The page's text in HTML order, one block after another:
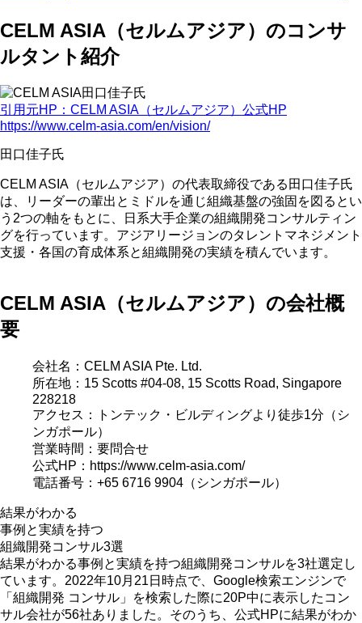
CELM ASIA（セルムアジア）のコンサ
ルタント紹介
引用元HP：CELM ASIA（セルムアジア）公式HP
https://www.celm-asia.com/en/vision/
田口佳子氏
CELM ASIA（セルムアジア）の代表取締役である田口佳子氏
は、リーダーの輩出とミドルを通じ組織基盤の強固を図るとい
う2つの軸をもとに、日系大手企業の組織開発コンサルティン
グを行っています。アジアリージョンのタレントマネジメント
支援・各国の育成体系と組織開発の実績を積んでいます。
CELM ASIA（セルムアジア）の会社概
要
会社名：CELM ASIA Pte. Ltd.
所在地：15 Scotts #04-08, 15 Scotts Road, Singapore
228218
アクセス：トンテック・ビルディングより徒歩1分（シ
ンガポール）
営業時間：要問合せ
公式HP：https://www.celm-asia.com/
電話番号：+65 6716 9904（シンガポール）
結果がわかる
事例と実績を持つ
組織開発コンサル3選
結果がわかる事例と実績を持つ組織開発コンサルを3社選定し
ています。2022年10月21日時点で、Google検索エンジンで
「組織開発 コンサル」を検索した際に20P中に表示したコン
サル会社が56社ありました。そのうち、公式HPに結果がわか